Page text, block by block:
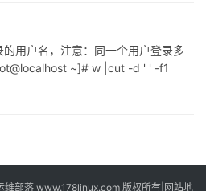
用户名，注意：同一个用户登录多
~]# w |cut -d ' ' -f1
-1 root &nbs…
维部落www.178linux.com 版权所有| 网站地